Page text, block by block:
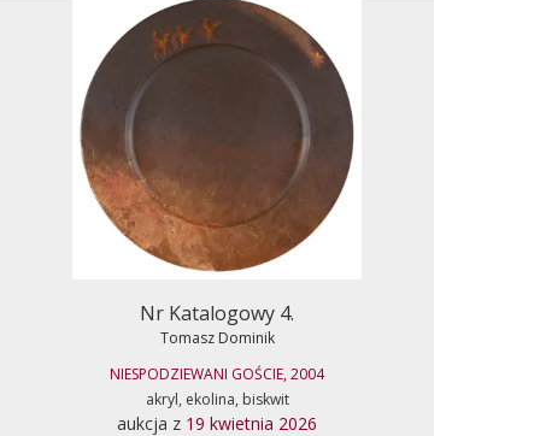
Nr Katalogowy 4.
Tomasz Dominik
NIESPODZIEWANI GOŚCIE, 2004
akryl, ekolina, biskwit
aukcja z 19 kwietnia 2026